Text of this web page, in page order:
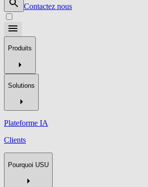
Contactez nous
Produits
Solutions
Plateforme IA
Clients
Pourquoi USU